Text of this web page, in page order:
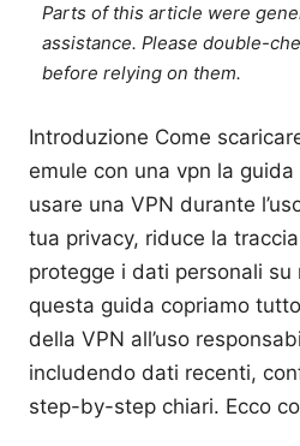
Parts of this article were
assistance. Please double-
before relying on them.
Introduzione Come
emule con una vpn la
usare una VPN durante
tua privacy, riduce la
protegge i dati personali su
questa guida copriamo
della VPN all’uso
includendo dati recenti,
step-by-step chiari. Ecco